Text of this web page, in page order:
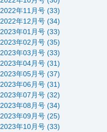
2022年11月号 (33)
2022年12月号 (34)
2023年01月号 (33)
2023年02月号 (35)
2023年03月号 (33)
2023年04月号 (31)
2023年05月号 (37)
2023年06月号 (31)
2023年07月号 (32)
2023年08月号 (34)
2023年09月号 (25)
2023年10月号 (33)